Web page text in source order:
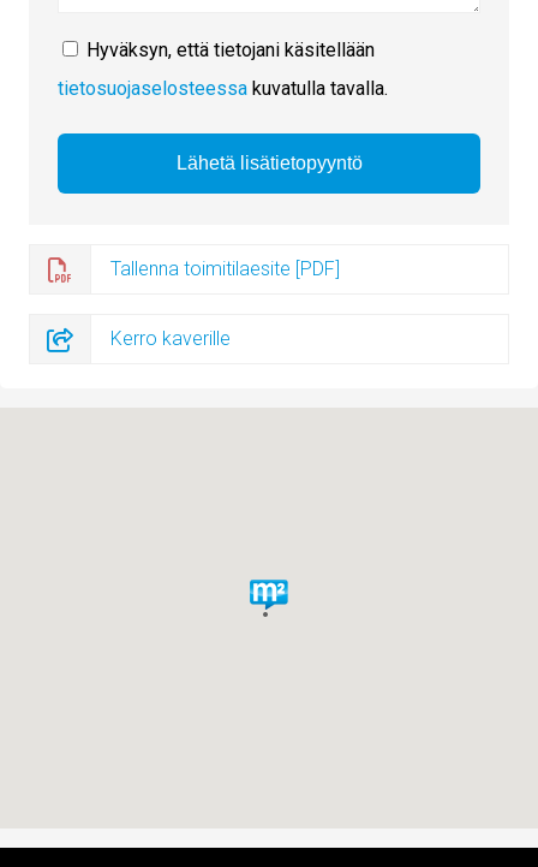
Hyväksyn, että tietojani käsitellään
tietosuojaselosteessa kuvatulla tavalla.
Tallenna toimitilaesite [PDF]
Kerro kaverille